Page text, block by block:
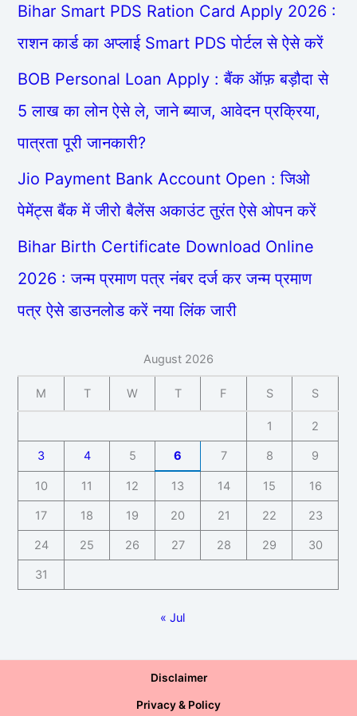
Bihar Smart PDS Ration Card Apply 2026 :
राशन कार्ड का अप्लाई Smart PDS पोर्टल से ऐसे करें
BOB Personal Loan Apply : बैंक ऑफ़ बड़ौदा से
5 लाख का लोन ऐसे ले, जाने ब्याज, आवेदन प्रक्रिया,
पात्रता पूरी जानकारी?
Jio Payment Bank Account Open : जिओ
पेमेंट्स बैंक में जीरो बैलेंस अकाउंट तुरंत ऐसे ओपन करें
Bihar Birth Certificate Download Online
2026 : जन्म प्रमाण पत्र नंबर दर्ज कर जन्म प्रमाण
पत्र ऐसे डाउनलोड करें नया लिंक जारी
August 2026
M T W T F S S
1 2
3 4 5 6 7 8 9
10 11 12 13 14 15 16
17 18 19 20 21 22 23
24 25 26 27 28 29 30
31
« Jul
Disclaimer
Privacy & Policy